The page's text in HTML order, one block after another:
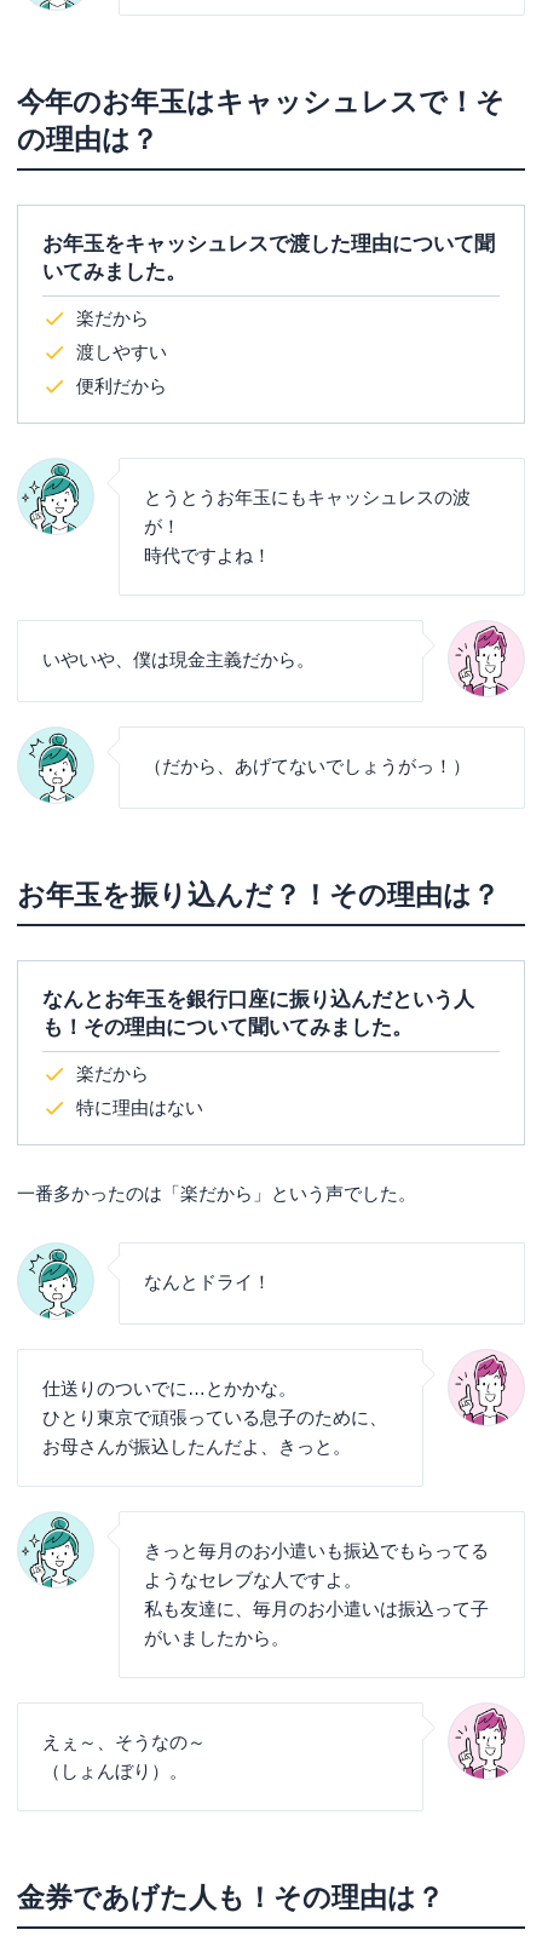
今年のお年玉はキャッシュレスで！そ
の理由は？
お年玉をキャッシュレスで渡した理由について聞
いてみました。
楽だから
渡しやすい
便利だから
とうとうお年玉にもキャッシュレスの波
が！
時代ですよね！
いやいや、僕は現金主義だから。
（だから、あげてないでしょうがっ！）
お年玉を振り込んだ？！その理由は？
なんとお年玉を銀行口座に振り込んだという人
も！その理由について聞いてみました。
楽だから
特に理由はない
一番多かったのは「楽だから」という声でした。
なんとドライ！
仕送りのついでに…とかかな。
ひとり東京で頑張っている息子のために、
お母さんが振込したんだよ、きっと。
きっと毎月のお小遣いも振込でもらってる
ようなセレブな人ですよ。
私も友達に、毎月のお小遣いは振込って子
がいましたから。
えぇ～、そうなの～
（しょんぼり）。
金券であげた人も！その理由は？